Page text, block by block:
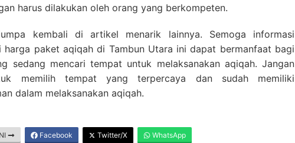
harus dilakukan oleh orang yang berkompeten.
kembali di artikel menarik lainnya. Semoga informasi
harga paket aqiqah di Tambun Utara ini dapat bermanfaat bagi
sedang mencari tempat untuk melaksanakan aqiqah. Jangan
memilih tempat yang terpercaya dan sudah memiliki
dalam melaksanakan aqiqah.
Facebook Twitter/X WhatsApp